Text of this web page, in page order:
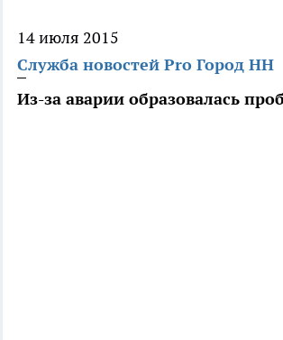
14 июля 2015
Служба новостей Pro Город НН
Из-за аварии образовалась